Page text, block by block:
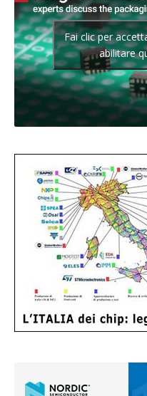
Fai clic per
abilitare